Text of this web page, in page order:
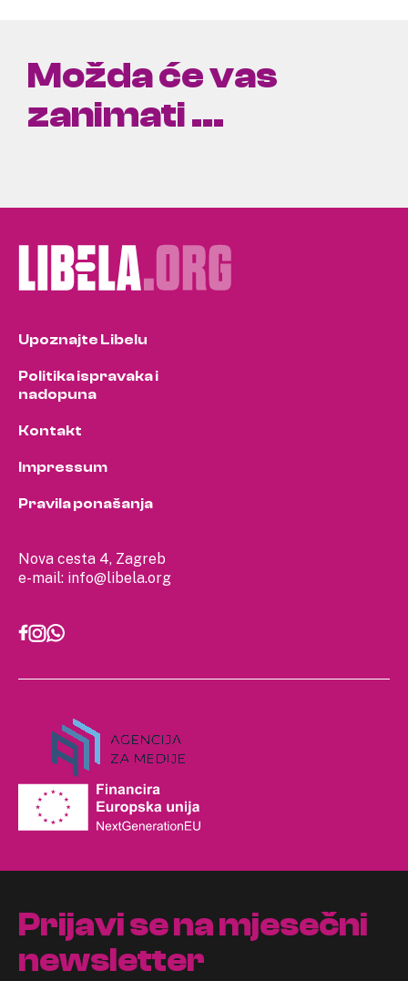
Možda će vas
zanimati ...
Nova cesta 4, Zagreb
e-mail: info@libela.org
Upoznajte Libelu
Politika ispravaka i
nadopuna
Kontakt
Impressum
Pravila ponašanja
Prijavi se na mjesečni
newsletter